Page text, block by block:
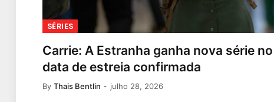
SÉRIES
Carrie: A Estranha ganha nova série
data de estreia confirmada
By Thais Bentlin julho 28, 2026